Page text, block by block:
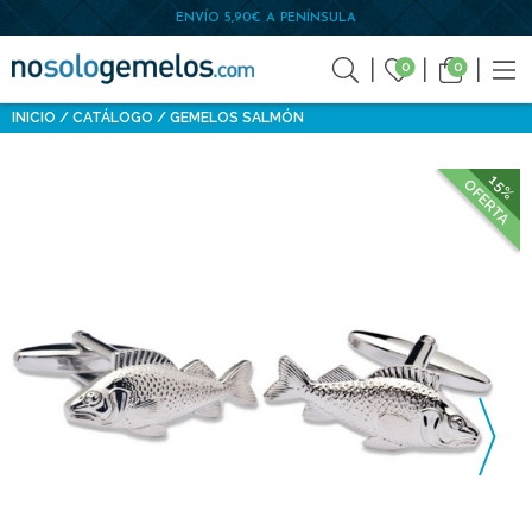
ENVÍO 5,90€ A PENÍNSULA
0 0
INICIO CATÁLOGO GEMELOS SALMÓN
15%
OFERTA